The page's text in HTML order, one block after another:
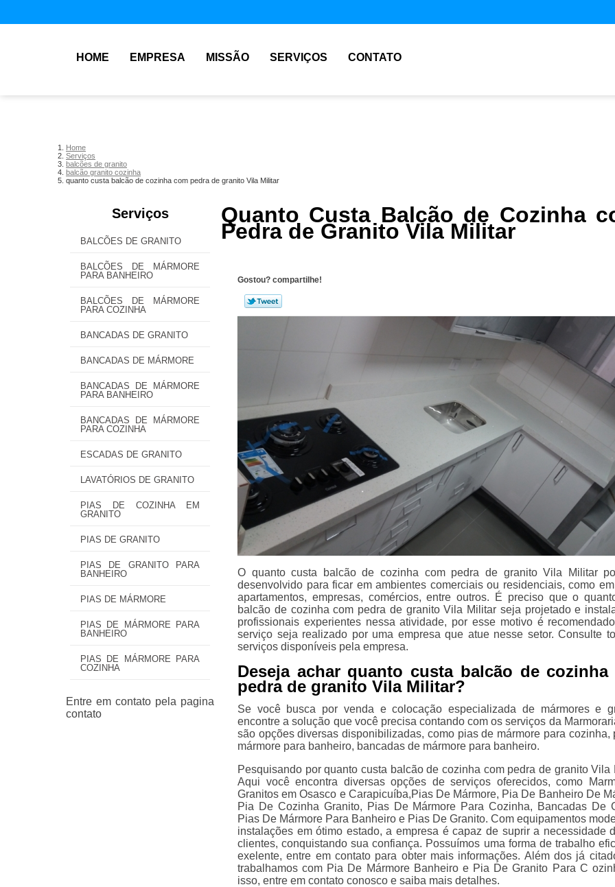
HOME EMPRESA MISSÃO SERVIÇOS CONTATO
Home
Serviços
balcões de granito
balcão granito cozinha
quanto custa balcão de cozinha com pedra de granito Vila Militar
Serviços
BALCÕES DE GRANITO
BALCÕES DE MÁRMORE
PARA BANHEIRO
BALCÕES DE MÁRMORE
PARA COZINHA
BANCADAS DE GRANITO
BANCADAS DE MÁRMORE
BANCADAS DE MÁRMORE
PARA BANHEIRO
BANCADAS DE MÁRMORE
PARA COZINHA
ESCADAS DE GRANITO
LAVATÓRIOS DE GRANITO
PIAS DE COZINHA EM
GRANITO
PIAS DE GRANITO
PIAS DE GRANITO PARA
BANHEIRO
PIAS DE MÁRMORE
PIAS DE MÁRMORE PARA
BANHEIRO
PIAS DE MÁRMORE PARA
COZINHA
Quanto Custa Balcão de Cozinha
Pedra de Granito Vila Militar
Gostou? compartilhe!
O quanto custa balcão de cozinha com pedra de granito Vila Militar
desenvolvido para ficar em ambientes comerciais ou residenciais, como
apartamentos, empresas, comércios, entre outros. É preciso que o
balcão de cozinha com pedra de granito Vila Militar seja projetado e
profissionais experientes nessa atividade, por esse motivo é
serviço seja realizado por uma empresa que atue nesse setor. Consulte
serviços disponíveis pela empresa.
Deseja achar quanto custa balcão de cozinha
pedra de granito Vila Militar?
Se você busca por venda e colocação especializada de mármores e
encontre a solução que você precisa contando com os serviços da
são opções diversas disponibilizadas, como pias de mármore para cozinha,
mármore para banheiro, bancadas de mármore para banheiro.
Pesquisando por quanto custa balcão de cozinha com pedra de granito Vila
Aqui você encontra diversas opções de serviços oferecidos, como
Granitos em Osasco e Carapicuíba,Pias De Mármore, Pia De Banheiro De
Pia De Cozinha Granito, Pias De Mármore Para Cozinha, Bancadas De
Pias De Mármore Para Banheiro e Pias De Granito. Com equipamentos
instalações em ótimo estado, a empresa é capaz de suprir a necessidade
clientes, conquistando sua confiança. Possuímos uma forma de trabalho
exelente, entre em contato para obter mais informações. Além dos já
trabalhamos com Pia De Mármore Banheiro e Pia De Granito Para C
isso, entre em contato conosco e saiba mais detalhes.